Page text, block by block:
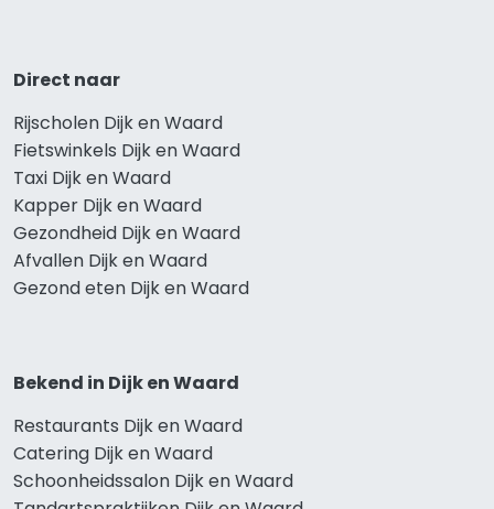
Direct naar
Rijscholen Dijk en Waard
Fietswinkels Dijk en Waard
Taxi Dijk en Waard
Kapper Dijk en Waard
Gezondheid Dijk en Waard
Afvallen Dijk en Waard
Gezond eten Dijk en Waard
Bekend in Dijk en Waard
Restaurants Dijk en Waard
Catering Dijk en Waard
Schoonheidssalon Dijk en Waard